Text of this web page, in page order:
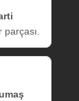
parçası.